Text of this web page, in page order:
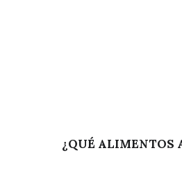
¿QUÉ ALIMENTOS